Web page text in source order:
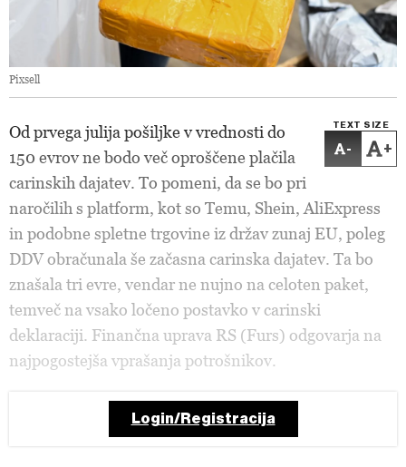
Pixsell
TEXT SIZE
- +
Od prvega julija pošiljke v vrednosti do
150 evrov ne bodo več oproščene plačila
carinskih dajatev. To pomeni, da se bo pri
naročilih s platform, kot so Temu, Shein, AliExpress
in podobne spletne trgovine iz držav zunaj EU, poleg
DDV obračunala še začasna carinska dajatev. Ta bo
znašala tri evre, vendar ne nujno na celoten paket,
temveč na vsako ločeno postavko v carinski
deklaraciji. Finančna uprava RS (Furs) odgovarja na
najpogostejša vprašanja potrošnikov.
Login/Registracija